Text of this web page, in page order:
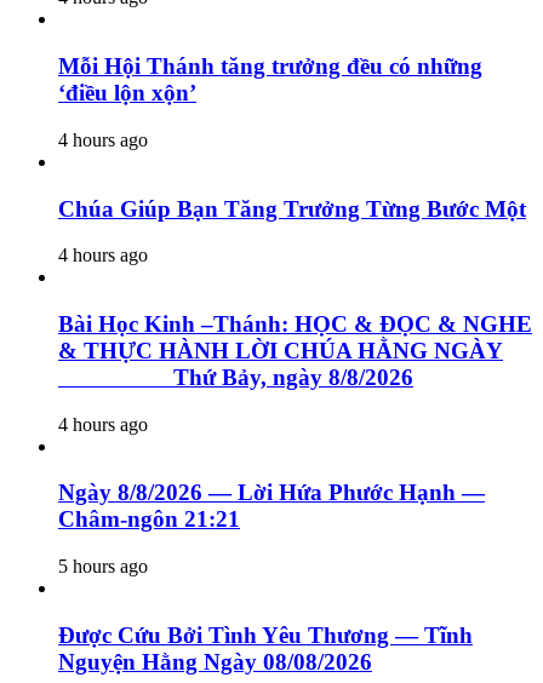
Mỗi Hội Thánh tăng trưởng đều có những
‘điều lộn xộn’
4 hours ago
Chúa Giúp Bạn Tăng Trưởng Từng Bước Một
4 hours ago
Bài Học Kinh –Thánh: HỌC & ĐỌC & NGHE
& THỰC HÀNH LỜI CHÚA HẰNG NGÀY
Thứ Bảy, ngày 8/8/2026
4 hours ago
Ngày 8/8/2026 — Lời Hứa Phước Hạnh —
Châm-ngôn 21:21
5 hours ago
Được Cứu Bởi Tình Yêu Thương — Tĩnh
Nguyện Hằng Ngày 08/08/2026